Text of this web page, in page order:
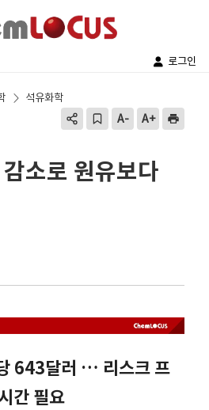
로그인
석유화학
소로 원유보다
643달러 … 리스크 프
간 필요